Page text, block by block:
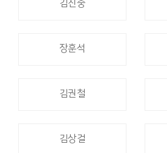
김진중
장훈석
김권철
김상걸